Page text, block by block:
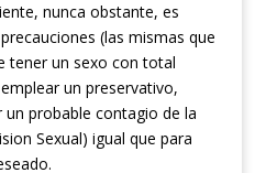
nunca obstante, es
(las mismas que
tener un sexo con total
un preservativo,
probable contagio de la
Sexual) igual que para